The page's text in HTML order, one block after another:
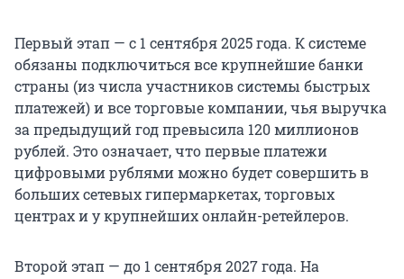
Первый этап — с 1 сентября 2025 года. К системе
обязаны подключиться все крупнейшие банки
страны (из числа участников системы быстрых
платежей) и все торговые компании, чья выручка
за предыдущий год превысила 120 миллионов
рублей. Это означает, что первые платежи
цифровыми рублями можно будет совершить в
больших сетевых гипермаркетах, торговых
центрах и у крупнейших онлайн-ретейлеров.
Второй этап — до 1 сентября 2027 года. На